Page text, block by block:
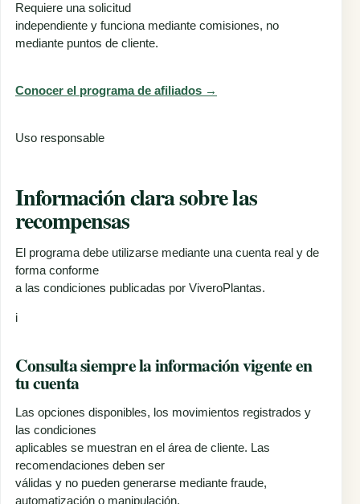
Requiere una solicitud
independiente y funciona mediante comisiones, no
mediante puntos de cliente.
Conocer el programa de afiliados →
Uso responsable
Información clara sobre las
recompensas
El programa debe utilizarse mediante una cuenta real y de
forma conforme
a las condiciones publicadas por ViveroPlantas.
i
Consulta siempre la información vigente en
tu cuenta
Las opciones disponibles, los movimientos registrados y
las condiciones
aplicables se muestran en el área de cliente. Las
recomendaciones deben ser
válidas y no pueden generarse mediante fraude,
automatización o manipulación.